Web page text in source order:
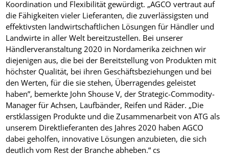
Koordination und Flexibilität gewürdigt. „AGCO vertraut auf
die Fähigkeiten vieler Lieferanten, die zuverlässigsten und
effektivsten landwirtschaftlichen Lösungen für Händler und
Landwirte in aller Welt bereitzustellen. Bei unserer
Händlerveranstaltung 2020 in Nordamerika zeichnen wir
diejenigen aus, die bei der Bereitstellung von Produkten mit
höchster Qualität, bei ihren Geschäftsbeziehungen und bei
den Werten, für die sie stehen, Überragendes geleistet
haben”, bemerkte John Shouse V, der Strategic-Commodity-
Manager für Achsen, Laufbänder, Reifen und Räder. „Die
erstklassigen Produkte und die Zusammenarbeit von ATG als
unserem Direktlieferanten des Jahres 2020 haben AGCO
dabei geholfen, innovative Lösungen anzubieten, die sich
deutlich vom Rest der Branche abheben.“ cs